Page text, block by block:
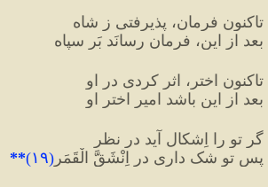
تاکنون فرمان، پذیرفتی ز شاه
بعد از این، فرمان رسانَد بَر سپاه
تاکنون اختر، اثر کردی در او
بعد از این باشد امیرِ اختر او
گر تو را اِشکال آید در نظر
پس تو شک داری در اِنْشَقَّ الْقَمَر (۱۹)
**